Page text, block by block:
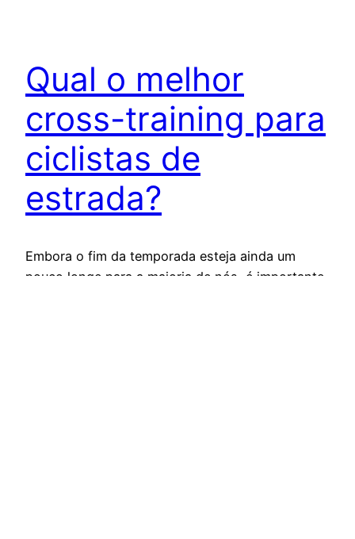
Qual o melhor
cross-training para
ciclistas de
estrada?
Embora o fim da temporada esteja ainda um
pouco longe para a maioria de nós, é importante